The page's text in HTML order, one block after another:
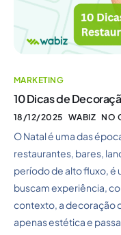
MARKETING
10 Dicas de
18/12/2025 WABIZ NO
O Natal é uma das
restaurantes, bares,
período de alto fluxo, é
buscam experiência,
contexto, a decoração
apenas estética e